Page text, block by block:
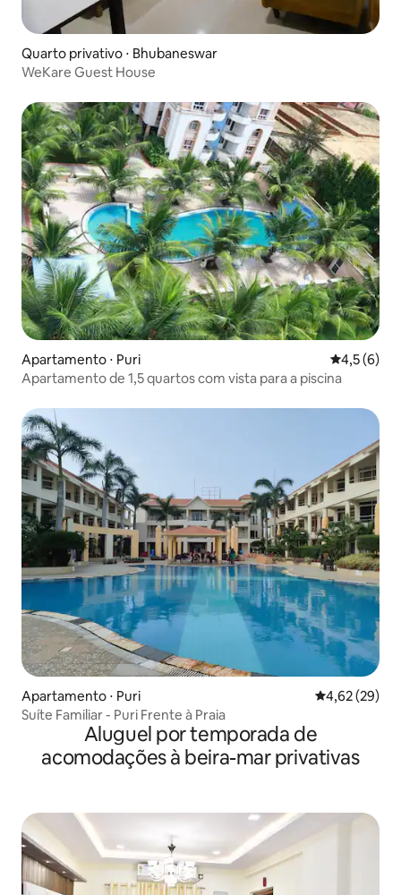
Quarto privativo ⋅ Bhubaneswar
WeKare Guest House
Apartamento ⋅ Puri 4,5 de
4,5 (6)
Apartamento de 1,5 quartos com vista para a piscina
Apartamento ⋅ Puri 4,62 de uma
4,62 (29)
Suíte Familiar - Puri Frente à Praia
Aluguel por temporada de
acomodações à beira-mar privativas